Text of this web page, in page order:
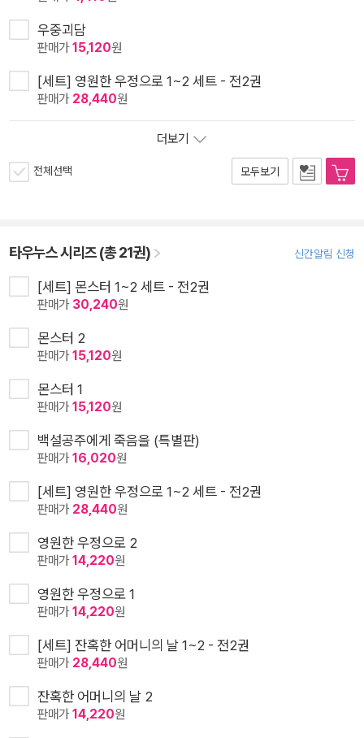
우중괴담
판매가15,120원
[세트] 영원한 우정으로 1~2 세트 - 전2권
판매가 28,440원
더보기
전체선택 모두보기
타우누스 시리즈 (총 21권) 신간알림 신청
[세트] 몬스터 1~2 세트 - 전2권
판매가 30,240원
몬스터 2
판매가15,120원
몬스터 1
판매가15,120원
백설공주에게 죽음을 (특별판)
판매가16,020원
[세트] 영원한 우정으로 1~2 세트 - 전2권
판매가 28,440원
영원한 우정으로 2
판매가14,220원
영원한 우정으로 1
판매가14,220원
[세트] 잔혹한 어머니의 날 1~2 - 전2권
판매가 28,440원
잔혹한 어머니의 날 2
판매가14,220원